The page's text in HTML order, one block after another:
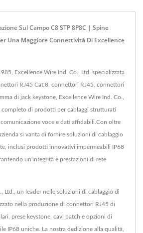
Sul Campo C8 STP 8P8C | Spine
Una Maggiore Connettività Di Excellence
Excellence Wire Ind. Co., Ltd. specializzata
RJ45 Cat.8, connettori RJ45, connettori
di jack keystone, Excellence Wire Ind. Co.,
completo di prodotti per cablaggi strutturati
voce e dati affidabili.Con oltre
si vanta di fornire soluzioni di cablaggio
inclusi prodotti innovativi impermeabili IP68
un'integrità e prestazioni di rete
Ltd., un leader nelle soluzioni di cablaggio di
nella produzione di connettori RJ45 di
prese keystone, cavi patch e opzioni di
IP68 uniche. La nostra dedizione alla qualità,